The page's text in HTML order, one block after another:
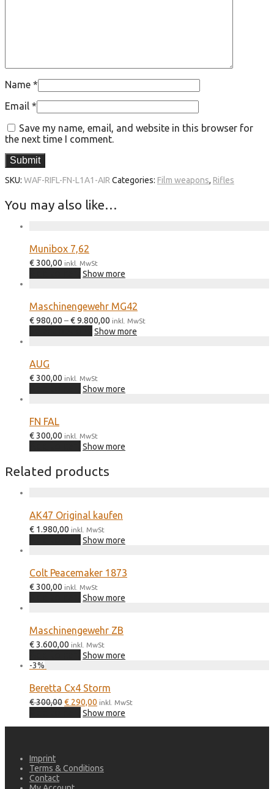
Name *
Email *
Save my name, email, and website in this browser for
the next time I comment.
SKU: WAF-RIFL-FN-L1A1-AIR Categories: Film weapons, Rifles
You may also like…
Munibox 7,62
€300,00 inkl. MwSt
Show more
Maschinengewehr MG42
€980,00 –€9.800,00 Price
range:
inkl. MwSt
This
The
options
the
product
Show more
AUG
€300,00 inkl. MwSt
Show more
FN FAL
€300,00 inkl. MwSt
Show more
Related products
AK47 Original kaufen
€ 1.980,00 inkl. MwSt
Show more
Colt Peacemaker 1873
€300,00 inkl. MwSt
Show more
Maschinengewehr ZB
€3.600,00 inkl. MwSt
Show more
-3%
Beretta Cx4 Storm
€300,00Original
was:
€ 290,00 Current
price
inkl. MwSt
Show more
Imprint
Terms & Conditions
Contact